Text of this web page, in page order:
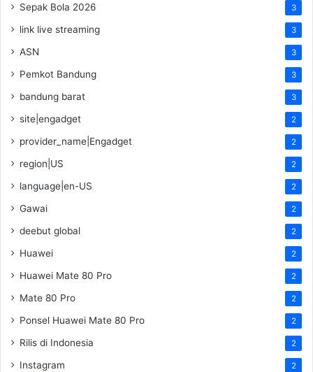
Sepak Bola 2026 3
link live streaming 3
ASN 3
Pemkot Bandung 3
bandung barat 3
site|engadget 2
provider_name|Engadget 2
region|US 2
language|en-US 2
Gawai 2
deebut global 2
Huawei 2
Huawei Mate 80 Pro 2
Mate 80 Pro 2
Ponsel Huawei Mate 80 Pro 2
Rilis di Indonesia 2
Instagram 2